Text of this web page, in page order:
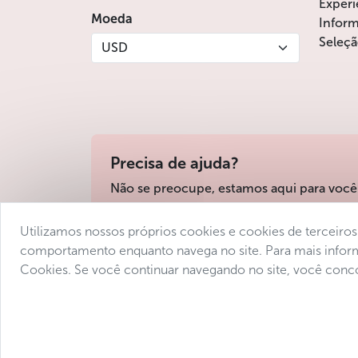
Moeda
USD
Precisa de ajuda?
Não se preocupe, estamos aqui para
Condições de venda Protecção de dados
Utilizamos nossos próprios cookies e cookies de
comportamento enquanto navega no site. Para mais
Cookies. Se você continuar navegando no site, você